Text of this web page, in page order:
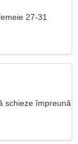
27-31
schieze împreună